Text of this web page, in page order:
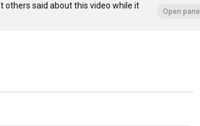
others said about this video while it
Open panel